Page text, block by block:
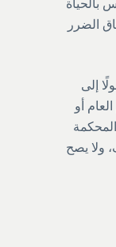
بالحياة
الضرر
إلى
أو
ولا يصح